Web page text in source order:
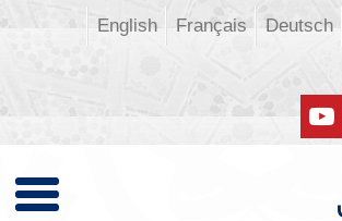
Deutsch
Français
English